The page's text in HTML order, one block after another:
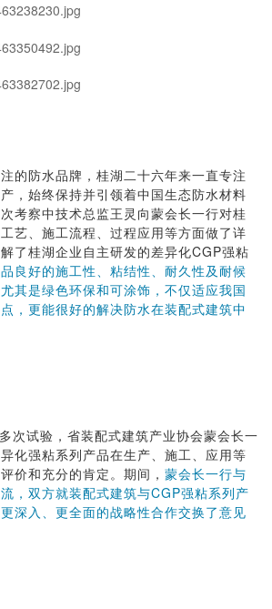
的防水品牌，桂湖二十六年来一直专注
，始终保持并引领着中国生态防水材料
考察中技术总监王灵向蒙会长一行对桂
艺、施工流程、过程应用等方面做了详
了桂湖企业自主研发的差异化CGP强粘
良好的施工性、粘结性、耐久性及耐候
其是绿色环保和可涂饰，不仅适应我国
，更能很好的解决防水在装配式建筑中
次试验，省装配式建筑产业协会蒙会长一
化强粘系列产品在生产、施工、应用等
价和充分的肯定。期间， 蒙会长一行与
，双方就装配式建筑与CGP强粘系列产
深入、更全面的战略性合作交换了意见